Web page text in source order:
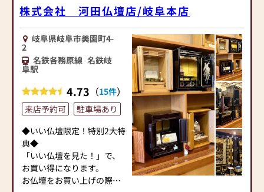
クーポンを発行されてご来
のお手続きを致します)
≪お仏壇のはせがわよりお
客様へ≫
「仏壇や仏具をお探しでし
たら、ぜひお仏壇のはせが
は幅広い品揃えとリーズナ
ブルな価格でお客様をお迎
えしています。
仏壇には様々な種類がござ
います。伝統的な木製の仏
壇やモダンなデザインの仏
壇、またコンパクトなサイ
ズの仏壇など、お客様のご
多彩なデザインを取り揃え
リビングやダイニングな
ど、日常の空間に自然に馴
染む木目やカラー、素材感
にこだわり、 “インテリアと
しても美しいお仏壇”をご提
案しています。
和室がないお住まいやマン
ンパクトでモダンなタイプ
も多数展示。
扉を閉めればすっきりとし
た収納家具のように見え、
開けば凛とした祈りの空間
承ることが可能です。経験
豊富なスタッフが、仏壇選
びのアドバイスをさせてい
ただきます。どうぞお気軽
にお立ち寄りください。
皆さまのお越しを心よりお
【駐車場完備】5台
株式会社 河田仏壇店/岐阜本店
岐阜県岐阜市美園町4-
2
名鉄各務原線 名鉄岐
阜駅
4.73 （15件）
来店予約可
駐車場あり
◆いい仏壇限定！特別2大特
典◆
「いい仏壇を見た！」で、
お買い得になります。
お仏壇をお買い上げの際に